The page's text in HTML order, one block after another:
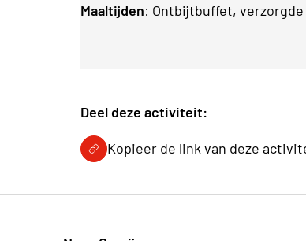
Maaltijden: Ontbijtbuffet, verzorgde
Deel deze activiteit:
Kopieer de link van deze